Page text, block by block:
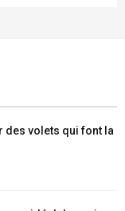
des volets qui font la